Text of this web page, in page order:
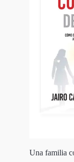
Una familia